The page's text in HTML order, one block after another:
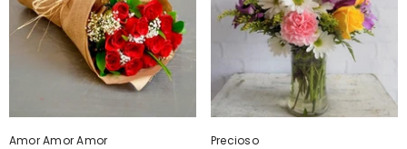
Amor Amor Amor Precioso